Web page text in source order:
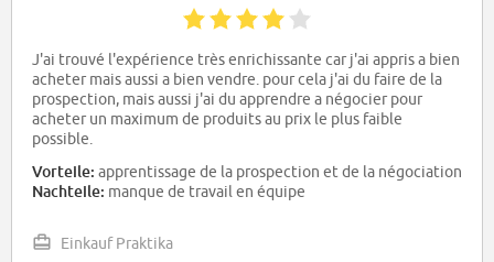
J'ai trouvé l'expérience très enrichissante car j'ai appris a bien
acheter mais aussi a bien vendre. pour cela j'ai du faire de la
prospection, mais aussi j'ai du apprendre a négocier pour
acheter un maximum de produits au prix le plus faible
possible.
Vorteile: apprentissage de la prospection et de la négociation
Nachteile: manque de travail en équipe
Einkauf Praktika